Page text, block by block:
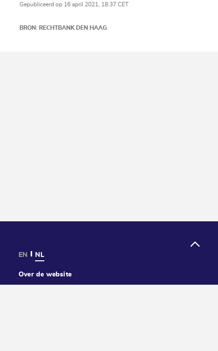
Gepubliceerd op 16 april 2021, 18:37 CET
BRON: RECHTBANK DEN HAAG
EN NL
Over de website